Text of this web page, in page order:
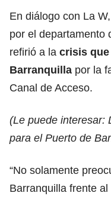
En diálogo con La
por el departamento
refirió a la crisis que
Barranquilla por la
Canal de Acceso.
(Le puede interesar:
para el Puerto de
“No solamente
Barranquilla frente